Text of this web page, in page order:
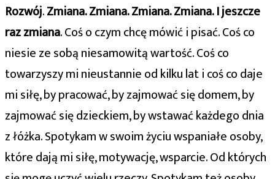
Rozwój.Zmiana. Zmiana. Zmiana. Zmiana. I jeszcze
raz zmiana. Coś o czym chcę mówić i pisać. Coś co
niesie ze sobą niesamowitą wartość. Coś co
towarzyszy mi nieustannie od kilku lat i coś co daje
mi siłę, by pracować, by zajmować się domem, by
zajmować się dzieckiem, by wstawać każdego dnia
z łóżka. Spotykam w swoim życiu wspaniałe osoby,
które dają mi siłę, motywację, wsparcie. Od których